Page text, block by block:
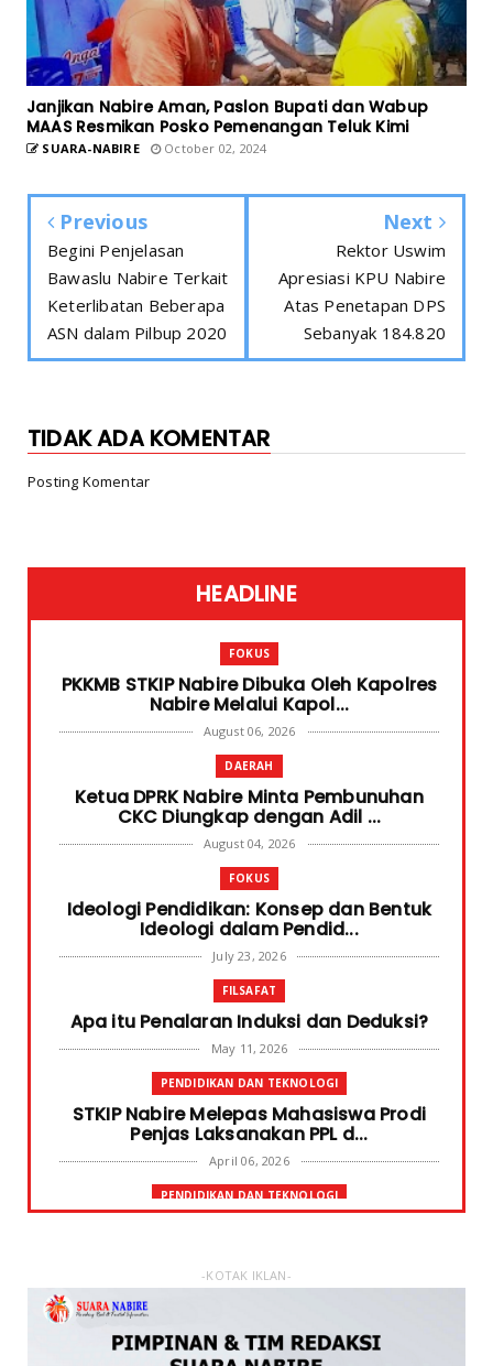
Janjikan Nabire Aman, Paslon Bupati dan Wabup
MAAS Resmikan Posko Pemenangan Teluk Kimi
SUARA-NABIRE October 02, 2024
Previous
Begini Penjelasan
Bawaslu Nabire Terkait
Keterlibatan Beberapa
ASN dalam Pilbup 2020
Next
Rektor Uswim
Apresiasi KPU Nabire
Atas Penetapan DPS
Sebanyak 184.820
TIDAK ADA KOMENTAR
Posting Komentar
HEADLINE
FOKUS
PKKMB STKIP Nabire Dibuka Oleh Kapolres
Nabire Melalui Kapol...
August 06, 2026
DAERAH
Ketua DPRK Nabire Minta Pembunuhan
CKC Diungkap dengan Adil ...
August 04, 2026
FOKUS
Ideologi Pendidikan: Konsep dan Bentuk
Ideologi dalam Pendid...
July 23, 2026
FILSAFAT
Apa itu Penalaran Induksi dan Deduksi?
May 11, 2026
PENDIDIKAN DAN TEKNOLOGI
STKIP Nabire Melepas Mahasiswa Prodi
Penjas Laksanakan PPL d...
April 06, 2026
PENDIDIKAN DAN TEKNOLOGI
January 31, 2026
STKIP Nabire Buka Prodi Pendidikan
Bahasa dan Sastra Indones...
-KOTAK IKLAN-